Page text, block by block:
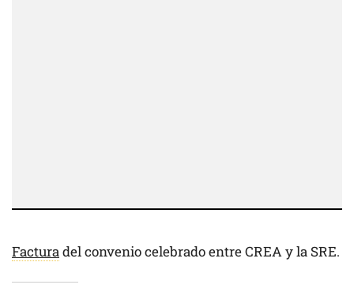
Facturadel convenio celebrado entre CREA y la SRE.